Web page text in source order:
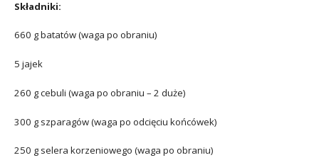
Składniki:
660 g batatów (waga po obraniu)
5 jajek
260 g cebuli (waga po obraniu – 2 duże)
300 g szparagów (waga po odcięciu końcówek)
250 g selera korzeniowego (waga po obraniu)